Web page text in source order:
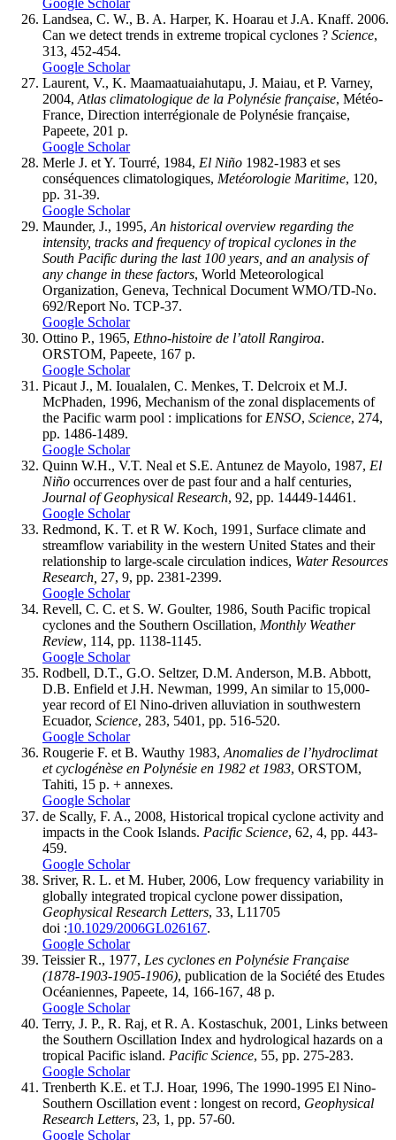
Google Scholar
Landsea, C. W., B. A. Harper, K. Hoarau et J.A. Knaff. 2006.
Can we detect trends in extreme tropical cyclones ? Science,
313, 452-454.
Google Scholar
Laurent, V., K. Maamaatuaiahutapu, J. Maiau, et P. Varney,
2004, Atlas climatologique de la Polynésie française, Météo-
France, Direction interrégionale de Polynésie française,
Papeete, 201 p.
Google Scholar
Merle J. et Y. Tourré, 1984, El Niño 1982-1983 et ses
conséquences climatologiques, Metéorologie Maritime, 120,
pp. 31-39.
Google Scholar
Maunder, J., 1995, An historical overview regarding the
intensity, tracks and frequency of tropical cyclones in the
South Pacific during the last 100 years, and an analysis of
any change in these factors, World Meteorological
Organization, Geneva, Technical Document WMO/TD-No.
692/Report No. TCP-37.
Google Scholar
Ottino P., 1965, Ethno-histoire de l’atoll Rangiroa.
ORSTOM, Papeete, 167 p.
Google Scholar
Picaut J., M. Ioualalen, C. Menkes, T. Delcroix et M.J.
McPhaden, 1996, Mechanism of the zonal displacements of
the Pacific warm pool : implications for ENSO, Science, 274,
pp. 1486-1489.
Google Scholar
Quinn W.H., V.T. Neal et S.E. Antunez de Mayolo, 1987, El
Niño occurrences over de past four and a half centuries,
Journal of Geophysical Research, 92, pp. 14449-14461.
Google Scholar
Redmond, K. T. et R W. Koch, 1991, Surface climate and
streamflow variability in the western United States and their
relationship to large-scale circulation indices, Water Resources
Research, 27, 9, pp. 2381-2399.
Google Scholar
Revell, C. C. et S. W. Goulter, 1986, South Pacific tropical
cyclones and the Southern Oscillation, Monthly Weather
Review, 114, pp. 1138-1145.
Google Scholar
Rodbell, D.T., G.O. Seltzer, D.M. Anderson, M.B. Abbott,
D.B. Enfield et J.H. Newman, 1999, An similar to 15,000-
year record of El Nino-driven alluviation in southwestern
Ecuador, Science, 283, 5401, pp. 516-520.
Google Scholar
Rougerie F. et B. Wauthy 1983, Anomalies de l’hydroclimat
et cyclogénèse en Polynésie en 1982 et 1983, ORSTOM,
Tahiti, 15 p. + annexes.
Google Scholar
de Scally, F. A., 2008, Historical tropical cyclone activity and
impacts in the Cook Islands. Pacific Science, 62, 4, pp. 443-
459.
Google Scholar
Sriver, R. L. et M. Huber, 2006, Low frequency variability in
globally integrated tropical cyclone power dissipation,
Geophysical Research Letters, 33, L11705
doi :10.1029/2006GL026167.
Google Scholar
Teissier R., 1977, Les cyclones en Polynésie Française
(1878-1903-1905-1906), publication de la Société des Etudes
Océaniennes, Papeete, 14, 166-167, 48 p.
Google Scholar
Terry, J. P., R. Raj, et R. A. Kostaschuk, 2001, Links between
the Southern Oscillation Index and hydrological hazards on a
tropical Pacific island. Pacific Science, 55, pp. 275-283.
Google Scholar
Trenberth K.E. et T.J. Hoar, 1996, The 1990-1995 El Nino-
Southern Oscillation event : longest on record, Geophysical
Research Letters, 23, 1, pp. 57-60.
Google Scholar